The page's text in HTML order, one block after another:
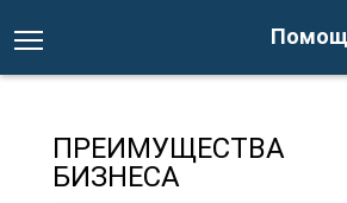
ПРЕИМУЩЕСТВА
БИЗНЕСА